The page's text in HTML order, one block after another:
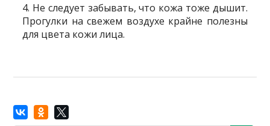
4. Не следует забывать, что кожа тоже дышит.
Прогулки на свежем воздухе крайне полезны
для цвета кожи лица.